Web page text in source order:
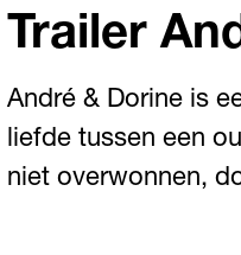
Trailer
André & Dorine is
liefde tussen een
niet overwonnen,